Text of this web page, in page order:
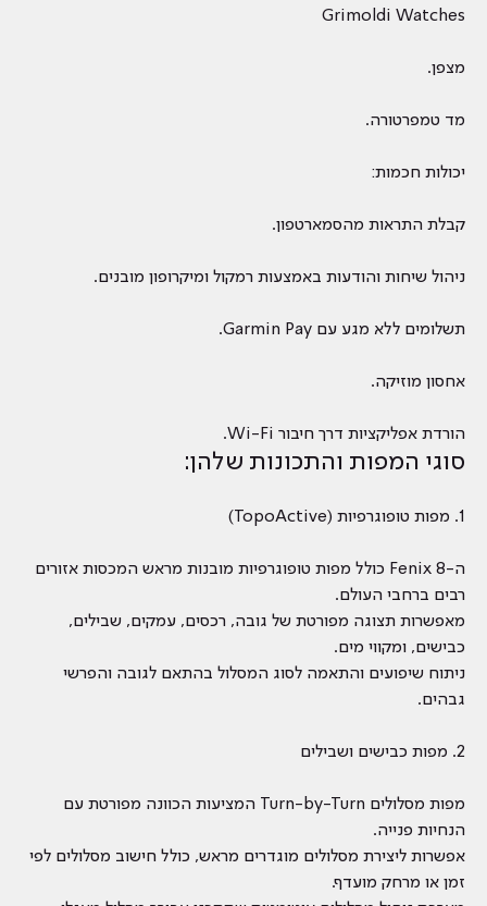
Grimoldi Watches
מצפן.​
מד טמפרטורה.​
יכולות חכמות:
קבלת התראות מהסמארטפון.​
ניהול שיחות והודעות באמצעות רמקול ומיקרופון מובנים.​
תשלומים ללא מגע עם Garmin Pay.​
אחסון מוזיקה.​
הורדת אפליקציות דרך חיבור Wi-Fi.​
סוגי המפות והתכונות שלהן:
1. מפות טופוגרפיות (TopoActive)
ה-Fenix 8 כולל מפות טופוגרפיות מובנות מראש המכסות אזורים
רבים ברחבי העולם.
מאפשרות תצוגה מפורטת של גובה, רכסים, עמקים, שבילים,
כבישים, ומקווי מים.
ניתוח שיפועים והתאמה לסוג המסלול בהתאם לגובה והפרשי
גבהים.
2. מפות כבישים ושבילים
מפות מסלולים Turn-by-Turn המציעות הכוונה מפורטת עם
הנחיות פנייה.
אפשרות ליצירת מסלולים מוגדרים מראש, כולל חישוב מסלולים לפי
זמן או מרחק מועדף.